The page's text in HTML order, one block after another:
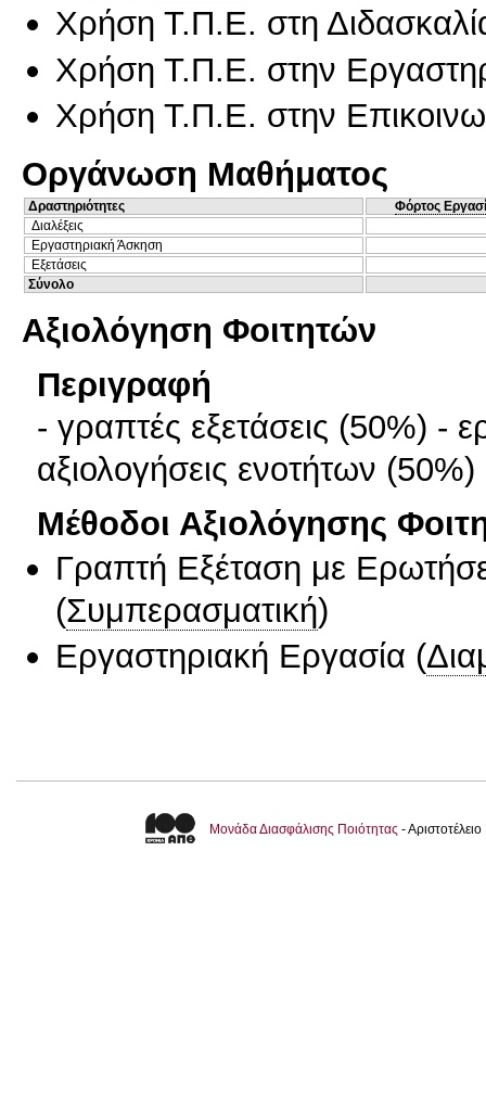
Χρήση Τ.Π.Ε. στη
Χρήση Τ.Π.Ε. στην
Χρήση Τ.Π.Ε. στην
Οργάνωση Μαθήματος
Δραστηριότητες
Φόρτος
Διαλέξεις
Εργαστηριακή Άσκηση
Εξετάσεις
Σύνολο
Αξιολόγηση Φοιτητών
Περιγραφή
- γραπτές εξετάσεις (50%) -
αξιολογήσεις ενοτήτων (50%)
Μέθοδοι Αξιολόγησης
Γραπτή Εξέταση με
(Συμπερασματική)
Εργαστηριακή Εργασία (
Μονάδα Διασφάλισης Ποιότητας -